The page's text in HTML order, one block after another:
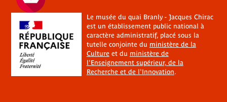
Le musée du quai Branly - Jacques Chirac
est un établissement public national à
caractère administratif, placé sous la
tutelle conjointe du ministère de la
Cultureet du ministère de
l'Enseignement supérieur, de la
Recherche et de l'Innovation.